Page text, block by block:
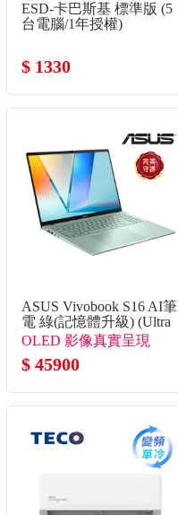
ESD-卡巴斯基 標準版 (5
台電腦/1年授權)
$ 1330
ASUS Vivobook S16 AI筆
電 綠(記憶體升級) (Ultra
5 325/16G+16G/512G
SSD/W11)
OLED 影像真實呈現
$ 45900